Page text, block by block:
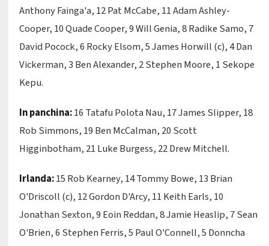
Anthony Fainga'a, 12 Pat McCabe, 11 Adam Ashley-
Cooper, 10 Quade Cooper, 9 Will Genia, 8 Radike Samo, 7
David Pocock, 6 Rocky Elsom, 5 James Horwill (c), 4 Dan
Vickerman, 3 Ben Alexander, 2 Stephen Moore, 1 Sekope
Kepu.
In panchina:16 Tatafu Polota Nau, 17 James Slipper, 18
Rob Simmons, 19 Ben McCalman, 20 Scott
Higginbotham, 21 Luke Burgess, 22 Drew Mitchell.
Irlanda:15 Rob Kearney, 14 Tommy Bowe, 13 Brian
O'Driscoll (c), 12 Gordon D'Arcy, 11 Keith Earls, 10
Jonathan Sexton, 9 Eoin Reddan, 8 Jamie Heaslip, 7 Sean
O'Brien, 6 Stephen Ferris, 5 Paul O'Connell, 5 Donncha